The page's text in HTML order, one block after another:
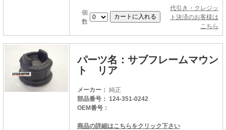
個
数
代引き・クレジッ
ト決済のお客様は
こちら
パーツ名：サブフレームマウン
ト リア
メーカー： 純正
部品番号： 124-351-0242
OEM番号：
商品の詳細はこちらをクリック下さい